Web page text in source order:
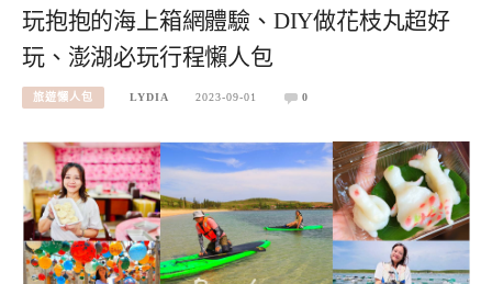
玩抱抱的海上箱網體驗、DIY做花枝丸超好
玩、澎湖必玩行程懶人包
旅遊懶人包 LYDIA 2023-09-01 0